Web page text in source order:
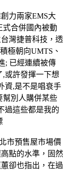
力兩家EMS大
式合併國內被動
灣捷普科技，透
極朝向UMTS、
; 已經連續被傳
或許發揮一下想
資,是不是唱衰手
幫別人購併某些
過這些都是我的
市預售屋市場價
點的水準，固然
卻也指出，在過